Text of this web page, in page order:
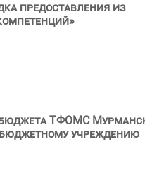
предоставления из
бюджета ТФОМС
бюджетному учреждению